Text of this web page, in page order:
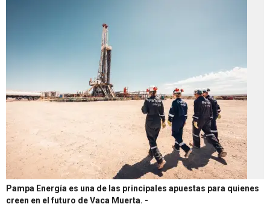
Pampa Energía es una de las principales apuestas para quienes
creen en el futuro de Vaca Muerta. -